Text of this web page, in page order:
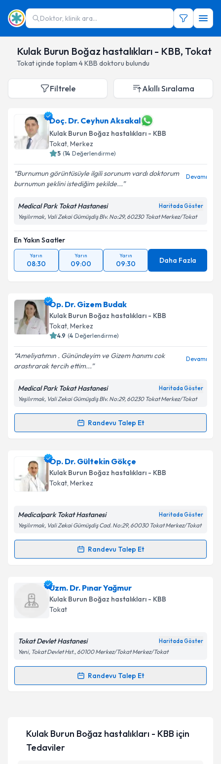
Doktor, klinik ara...
Kulak Burun Boğaz hastalıkları - KBB, Tokat
Tokatiçinde toplam 4KBB doktoru bulundu
Filtrele Akıllı Sıralama
Doç. Dr. Ceyhun Aksakal
Kulak Burun Boğaz hastalıkları - KBB
Tokat, Merkez
5 (14 Değerlendirme)
Burnumun görüntüsüyle ilgili sorunum vardı doktorum
burnumun şeklini istediğim şekilde...
Devamı
Medical Park Tokat Hastanesi Haritada Göster
Yeşilırmak, Vali Zekai Gümüşdiş Blv. No:29, 60230 Tokat Merkez/Tokat
En Yakın Saatler
Yarın
08:30
Yarın
09:00
Yarın
09:30 Daha Fazla
Op. Dr. Gizem Budak
Kulak Burun Boğaz hastalıkları - KBB
Tokat, Merkez
4.9 (4 Değerlendirme)
Ameliyatımın . Günündeyim ve Gizem hanımı cok
arastırarak tercih ettim...
Devamı
Medical Park Tokat Hastanesi Haritada Göster
Yeşilırmak, Vali Zekai Gümüşdiş Blv. No:29, 60230 Tokat Merkez/Tokat
Randevu Talep Et
Randevu Takvimi Talebi
Op. Dr. Gizem Budakiçin randevu takvimi talebi
oluşturun. Size bu uzmandan randevu almanız için bir
takvim hazırlandığında e-posta ile bilgilendireceğiz.
Kişisel verilerimin işlenmesine ilişkin
Metni'ni okudum ve kişisel verilerimin belirtilen
Takvim Talebini Gönder
Op. Dr. Gültekin Gökçe
Kulak Burun Boğaz hastalıkları - KBB
Tokat, Merkez
Medicalpark Tokat Hastanesi Haritada Göster
Yeşilırmak, Vali Zekai Gümüşdiş Cad. No:29, 60030 Tokat Merkez/Tokat
Randevu Talep Et
Randevu Takvimi Talebi
Op. Dr. Gültekin Gökçeiçin randevu takvimi talebi
oluşturun. Size bu uzmandan randevu almanız için bir
takvim hazırlandığında e-posta ile bilgilendireceğiz.
Kişisel verilerimin işlenmesine ilişkin
Metni'ni okudum ve kişisel verilerimin belirtilen
Uzm. Dr. Pınar Yağmur
Kulak Burun Boğaz hastalıkları - KBB
Tokat
Tokat Devlet Hastanesi Haritada Göster
Yeni, Tokat Devlet Hst., 60100 Merkez/Tokat Merkez/Tokat
Randevu Talep Et
Randevu Takvimi Talebi
takvim hazırlandığında e-posta ile bilgilendireceğiz.
E-posta Adresiniz
Kulak Burun Boğaz hastalıkları - KBB için
Tedaviler